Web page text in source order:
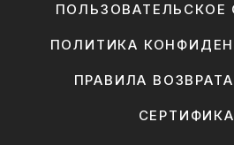
ПОЛЬЗОВАТЕЛЬСКОЕ
ПОЛИТИКА
ПРАВИЛА